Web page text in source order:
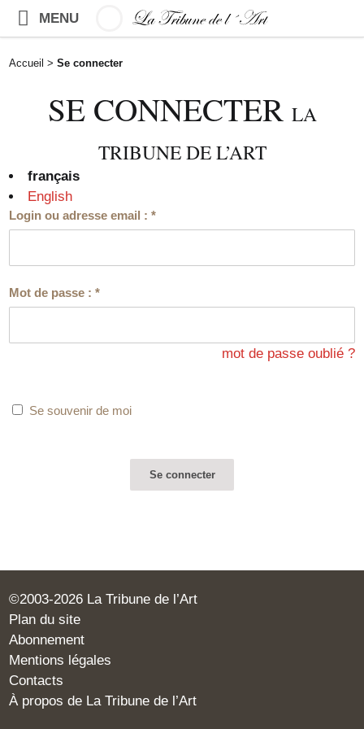
MENU
Accueil > Se connecter
SE CONNECTER LA
TRIBUNE DE L’ART
français
English
Login ou adresse email :*
Mot de passe :*
mot de passe oublié ?
Se souvenir de moi
©2003-2026 La Tribune de l’Art
Plan du site
Abonnement
Mentions légales
Contacts
À propos de La Tribune de l’Art